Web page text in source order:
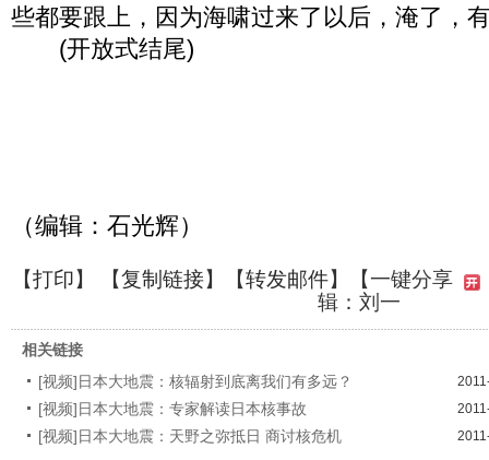
些都要跟上，因为海啸过来了以后，淹了
(开放式结尾)
（编辑：石光辉）
【打印】 【复制链接】【转发邮件】
【一键分享
辑：刘一
相关链接
[视频]日本大地震：核辐射到底离我们有多远？
[视频]日本大地震：专家解读日本核事故
[视频]日本大地震：天野之弥抵日 商讨核危机